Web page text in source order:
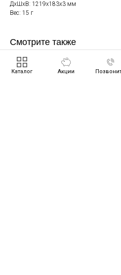
ДxШxВ: 1219x183x3 мм
Вес: 15 г
Смотрите также
Каталог Акции